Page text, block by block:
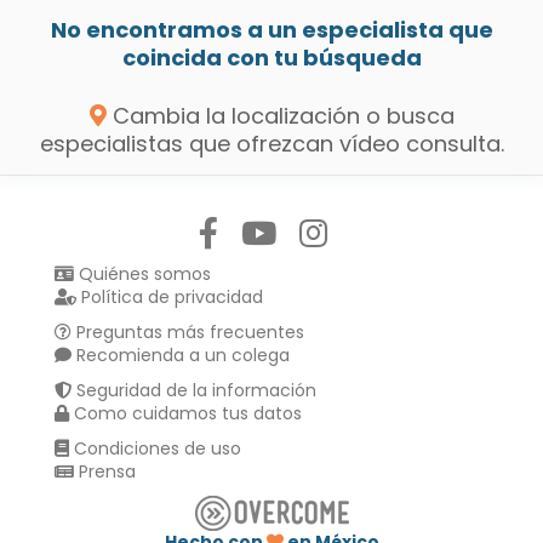
No encontramos a un especialista que
coincida con tu búsqueda
Cambia la localización o busca
especialistas que ofrezcan vídeo consulta.
Quiénes somos
Política de privacidad
Preguntas más frecuentes
Recomienda a un colega
Seguridad de la información
Como cuidamos tus datos
Condiciones de uso
Prensa